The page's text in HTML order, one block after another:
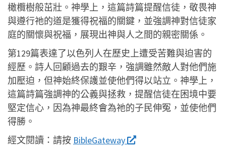
橄欖樹般茁壯。神學上，這篇詩篇提醒信徒，敬畏神
與遵行祂的道是獲得祝福的關鍵，並強調神對信徒家
庭的關懷與祝福，展現出神與人之間的親密關係。
第129篇表達了以色列人在歷史上遭受苦難與迫害的
經歷。詩人回顧過去的艱辛，強調雖然敵人對他們施
加壓迫，但神始終保護並使他們得以站立。神學上，
這篇詩篇強調神的公義與拯救，提醒信徒在困境中要
堅定信心，因為神最終會為祂的子民伸冤，並使他們
得勝。
經文閱讀： 請按 BibleGateway